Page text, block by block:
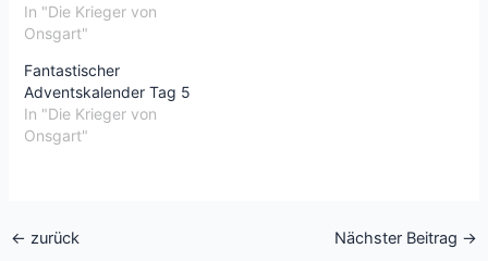
In "Die Krieger von
Onsgart"
Fantastischer
Adventskalender Tag 5
In "Die Krieger von
Onsgart"
← zurück Nächster Beitrag →